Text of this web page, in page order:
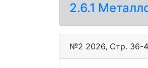
2.6.1
№2 2026, Стр. 36-